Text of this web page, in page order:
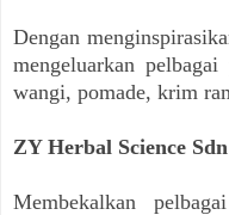
Dengan
mengeluarkan
wangi, pomade, krim
ZY Herbal Science
Membekalkan